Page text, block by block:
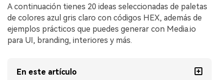
A continuación tienes 20 ideas seleccionadas de paletas
de colores azul gris claro con códigos HEX, además de
ejemplos prácticos que puedes generar con Media.io
para UI, branding, interiores y más.
En este artículo